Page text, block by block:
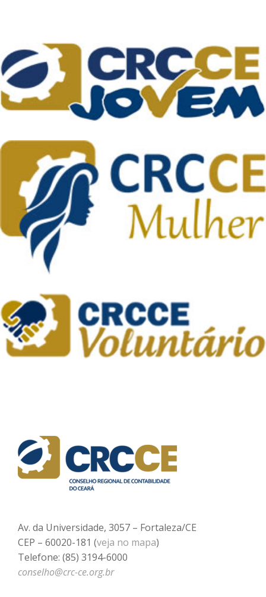
Av. da Universidade, 3057 – Fortaleza/CE
CEP – 60020-181 (veja no mapa)
Telefone: (85) 3194-6000
conselho@crc-ce.org.br